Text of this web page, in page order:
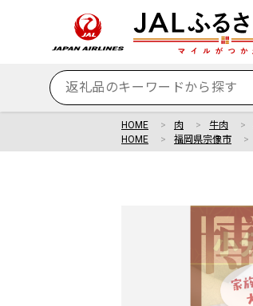
HOME 肉 牛肉
HOME
福岡県宗像市